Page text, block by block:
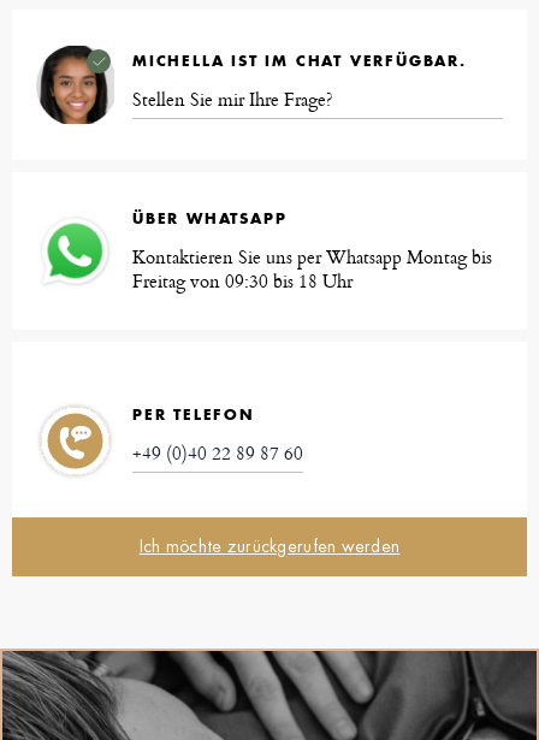
MICHELLA IST IM CHAT VERFÜGBAR.
Stellen Sie mir Ihre Frage?
ÜBER WHATSAPP
Kontaktieren Sie uns per Whatsapp Montag bis
Freitag von 09:30 bis 18 Uhr
PER TELEFON
+49 (0)40 22 89 87 60
Ich möchte zurückgerufen werden